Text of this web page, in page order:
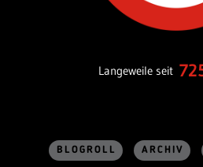
Langeweile seit
BLOGROLL ARCHIV